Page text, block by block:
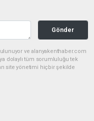
Gönder
ve alanyakenthaber.com
dolaylı tüm sorumluluğu tek
site yönetimi hiçbir şekilde